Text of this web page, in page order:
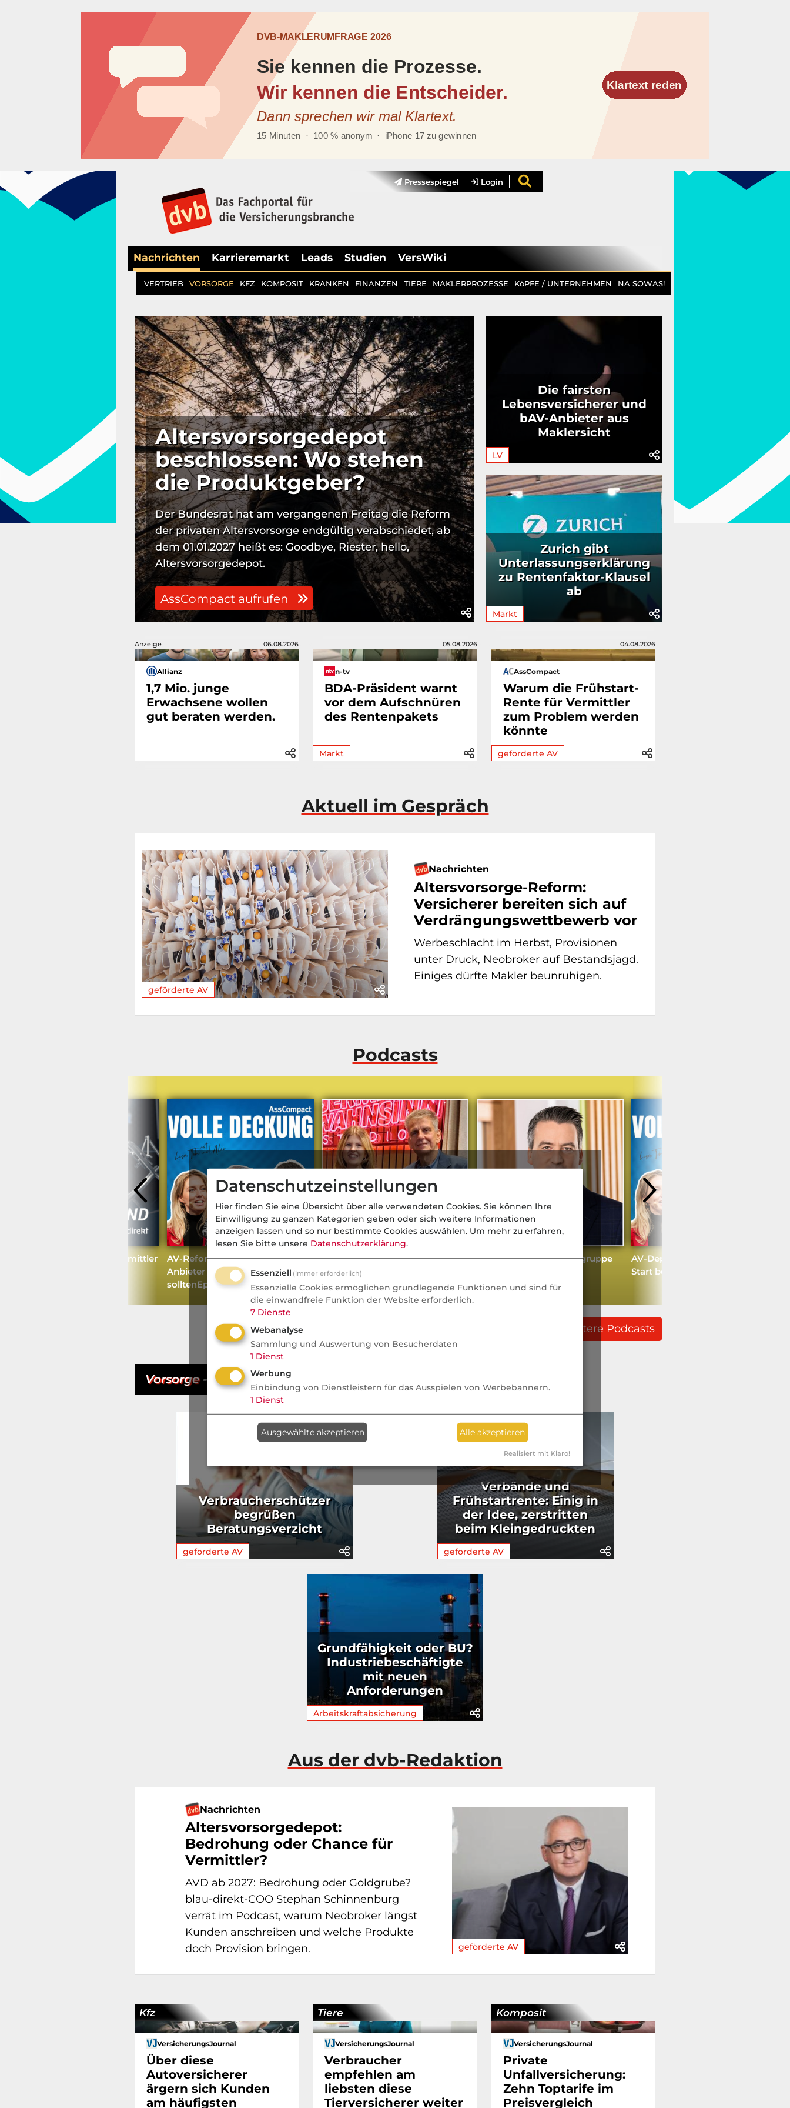
Pressespiegel Login
Nachrichten Karrieremarkt Leads Studien VersWiki
VERTRIEB VORSORGE KFZ KOMPOSIT KRANKEN FINANZEN TIERE MAKLERPROZESSE KöPFE / UNTERNEHMEN NA SOWAS!
Altersvorsorgedepot
beschlossen: Wo stehen
die Produktgeber?
Der Bundesrat hat am vergangenen Freitag die Reform
der privaten Altersvorsorge endgültig verabschiedet, ab
dem 01.01.2027 heißt es: Goodbye, Riester, hello,
Altersvorsorgedepot.
AssCompact aufrufen
Die fairsten
Lebensversicherer und
bAV-Anbieter aus
Maklersicht
LV
Zurich gibt
Unterlassungserklärung
zu Rentenfaktor-Klausel
ab
Markt
Anzeige 06.08.2026
Allianz
1,7 Mio. junge
Erwachsene wollen
gut beraten werden.
05.08.2026
n-tv
BDA-Präsident warnt
vor dem Aufschnüren
des Rentenpakets
Markt
04.08.2026
AssCompact
Warum die Frühstart-
Rente für Vermittler
zum Problem werden
könnte
geförderte AV
Aktuell im Gespräch
geförderte AV
Nachrichten
Altersvorsorge-Reform:
Versicherer bereiten sich auf
Verdrängungswettbewerb vor
Werbeschlacht im Herbst, Provisionen
unter Druck, Neobroker auf Bestandsjagd.
Einiges dürfte Makler beunruhigen.
Podcasts
Was das AVD 2027 für Vermittler
AV-Reform: Was Vermittler und
Anbieter jetzt beachten
solltenEpisode
Podcast-Folge 279: bAV-
Beratung in der Praxis und
Herbst-Reformen
Frühstartrente und Zielgruppe
AV-Depot: Verzögert sich der
Start beim Staat?
weitere Podcasts
Vorsorge- Aktuell
Verbraucherschützer
begrüßen
Beratungsverzicht
geförderte AV
Verbände und
Frühstartrente: Einig in
der Idee, zerstritten
beim Kleingedruckten
geförderte AV
Grundfähigkeit oder BU?
Industriebeschäftigte
mit neuen
Anforderungen
Arbeitskraftabsicherung
Aus der dvb-Redaktion
geförderte AV
Nachrichten
Altersvorsorgedepot:
Bedrohung oder Chance für
Vermittler?
AVD ab 2027: Bedrohung oder Goldgrube?
blau-direkt-COO Stephan Schinnenburg
verrät im Podcast, warum Neobroker längst
Kunden anschreiben und welche Produkte
doch Provision bringen.
Kfz
VersicherungsJournal
Über diese
Autoversicherer
ärgern sich Kunden
am häufigsten
Tiere
VersicherungsJournal
Verbraucher
empfehlen am
liebsten diese
Tierversicherer weiter
Komposit
VersicherungsJournal
Private
Unfallversicherung:
Zehn Toptarife im
Preisvergleich
Datenschutzeinstellungen
Hier finden Sie eine Übersicht über alle verwendeten Cookies. Sie können Ihre
Einwilligung zu ganzen Kategorien geben oder sich weitere Informationen
anzeigen lassen und so nur bestimmte Cookies auswählen. Um mehr zu erfahren,
lesen Sie bitte unsere Datenschutzerklärung.
Essenziell (immer erforderlich)
Essenzielle Cookies ermöglichen grundlegende Funktionen und sind für
die einwandfreie Funktion der Website erforderlich.
7 Dienste
Webanalyse
Sammlung und Auswertung von Besucherdaten
1 Dienst
Werbung
Einbindung von Dienstleistern für das Ausspielen von Werbebannern.
1 Dienst
Ausgewählte akzeptieren Alle akzeptieren
Realisiert mit Klaro!